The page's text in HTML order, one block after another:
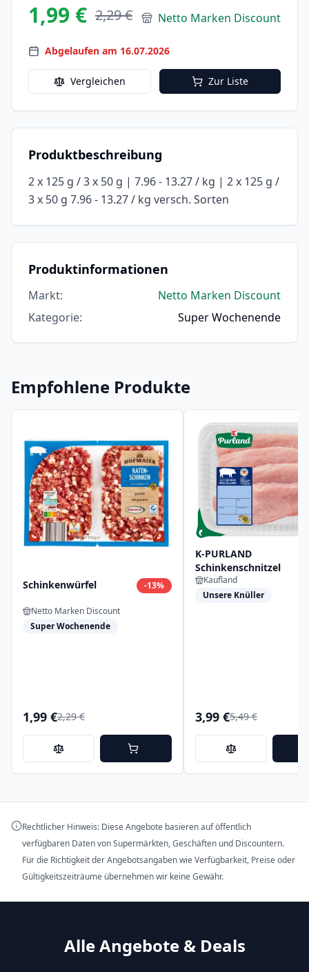
1,99 € 2,29 € Netto Marken Discount
Abgelaufen am 16.07.2026
Vergleichen Zur Liste
Produktbeschreibung
2 x 125 g / 3 x 50 g | 7.96 - 13.27 / kg | 2 x 125 g /
3 x 50 g 7.96 - 13.27 / kg versch. Sorten
Produktinformationen
Markt:
Netto Marken Discount
Kategorie: Super Wochenende
Empfohlene Produkte
Schinkenwürfel -13%
Netto Marken Discount
Super Wochenende
1,99 €2,29 €
K-PURLAND
Schinkenschnitzel
Kaufland
Unsere Knüller
3,99 €5,49 €
Rechtlicher Hinweis: Diese Angebote basieren auf öffentlich
verfügbaren Daten von Supermärkten, Geschäften und Discountern.
Für die Richtigkeit der Angebotsangaben wie Verfügbarkeit, Preise oder
Gültigkeitszeiträume übernehmen wir keine Gewähr.
Alle Angebote & Deals